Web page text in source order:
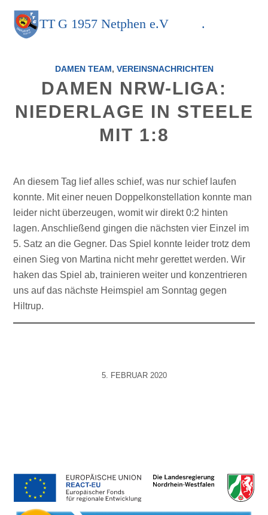
TT G 1957 Netphen e.V .
DAMEN TEAM, VEREINSNACHRICHTEN
DAMEN NRW-LIGA:
NIEDERLAGE IN STEELE
MIT 1:8
An diesem Tag lief alles schief, was nur schief laufen
konnte. Mit einer neuen Doppelkonstellation konnte man
leider nicht überzeugen, womit wir direkt 0:2 hinten
lagen. Anschließend gingen die nächsten vier Einzel im
5. Satz an die Gegner. Das Spiel konnte leider trotz dem
einen Sieg von Martina nicht mehr gerettet werden. Wir
haken das Spiel ab, trainieren weiter und konzentrieren
uns auf das nächste Heimspiel am Sonntag gegen
Hiltrup.
5. FEBRUAR 2020